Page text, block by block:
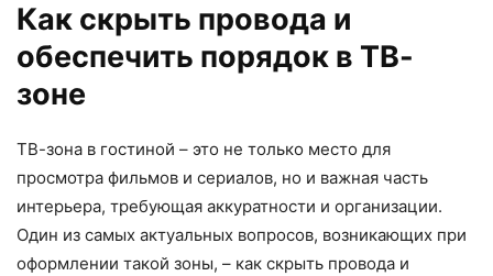
Как скрыть провода и
обеспечить порядок в ТВ-
зоне
ТВ-зона в гостиной – это не только место для
просмотра фильмов и сериалов, но и важная часть
интерьера, требующая аккуратности и организации.
Один из самых актуальных вопросов, возникающих при
оформлении такой зоны, – как скрыть провода и